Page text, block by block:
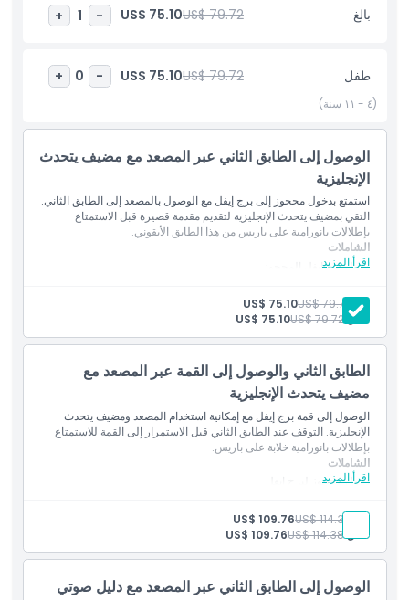
أبرز المعالم
سياسة الأطفال والبالغين
الاستثناءات
ساعات العمل
ما يجب معرفته
الموقع
سياسة الإلغاء
بالغ US$ 79.72
US$ 75.10
-
1
+
طفل US$ 79.72
US$ 75.10
-
0
+
(٤ - ١١ سنة)
الوصول إلى الطابق الثاني عبر المصعد مع مضيف يتحدث
الإنجليزية
استمتع بدخول محجوز إلى برج إيفل مع الوصول بالمصعد إلى الطابق الثاني.
التقي بمضيف يتحدث الإنجليزية لتقديم مقدمة قصيرة قبل الاستمتاع
بإطلالات بانورامية على باريس من هذا الطابق الأيقوني.
اقرأ المزيد
الشاملات
دخول برج إيفل المحجوز
مقدمة من مضيف يتحدث الإنجليزية
بالغ: US$ 79.72
US$ 75.10
طفل: US$ 79.72
US$ 75.10
الطابق الثاني والوصول إلى القمة عبر المصعد مع
مضيف يتحدث الإنجليزية
الوصول إلى قمة برج إيفل مع إمكانية استخدام المصعد ومضيف يتحدث
الإنجليزية. التوقف عند الطابق الثاني قبل الاستمرار إلى القمة للاستمتاع
بإطلالات بانورامية خلابة على باريس.
اقرأ المزيد
الشاملات
دخول مُحجوز لبرج إيفل
تعليقات من مضيف يتحدث الإنجليزية
بالغ: US$ 114.38
US$ 109.76
طفل:US$ 114.38
US$ 109.76
الوصول إلى الطابق الثاني عبر المصعد مع دليل صوتي